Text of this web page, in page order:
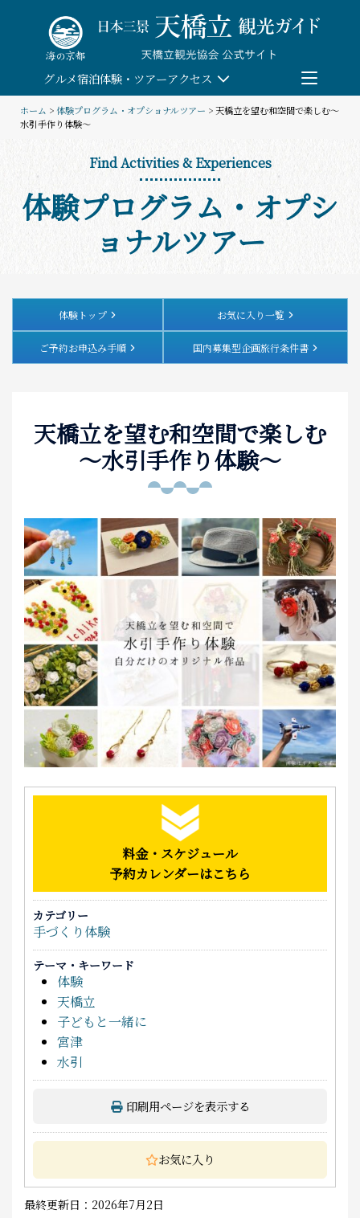
content
グルメ宿泊体験・ツアーアクセス
団体予約
教育/研修旅行
観る・遊ぶ
体験・ツアー
食べる
お土産
アクセス
ホーム >体験プログラム・オプショナルツアー > 天橋立を望む和空間で楽しむ～
水引手作り体験～
Find Activities & Experiences
体験プログラム・オプシ
ョナルツアー
体験トップ お気に入り一覧
ご予約お申込み手順 国内募集型企画旅行条件書
天橋立を望む和空間で楽しむ
～水引手作り体験～
料金・スケジュール
予約カレンダーはこちら
カテゴリー
手づくり体験
テーマ・キーワード
体験
天橋立
子どもと一緒に
宮津
水引
印刷用ページを表示する
お気に入り
最終更新日：2026年7月2日